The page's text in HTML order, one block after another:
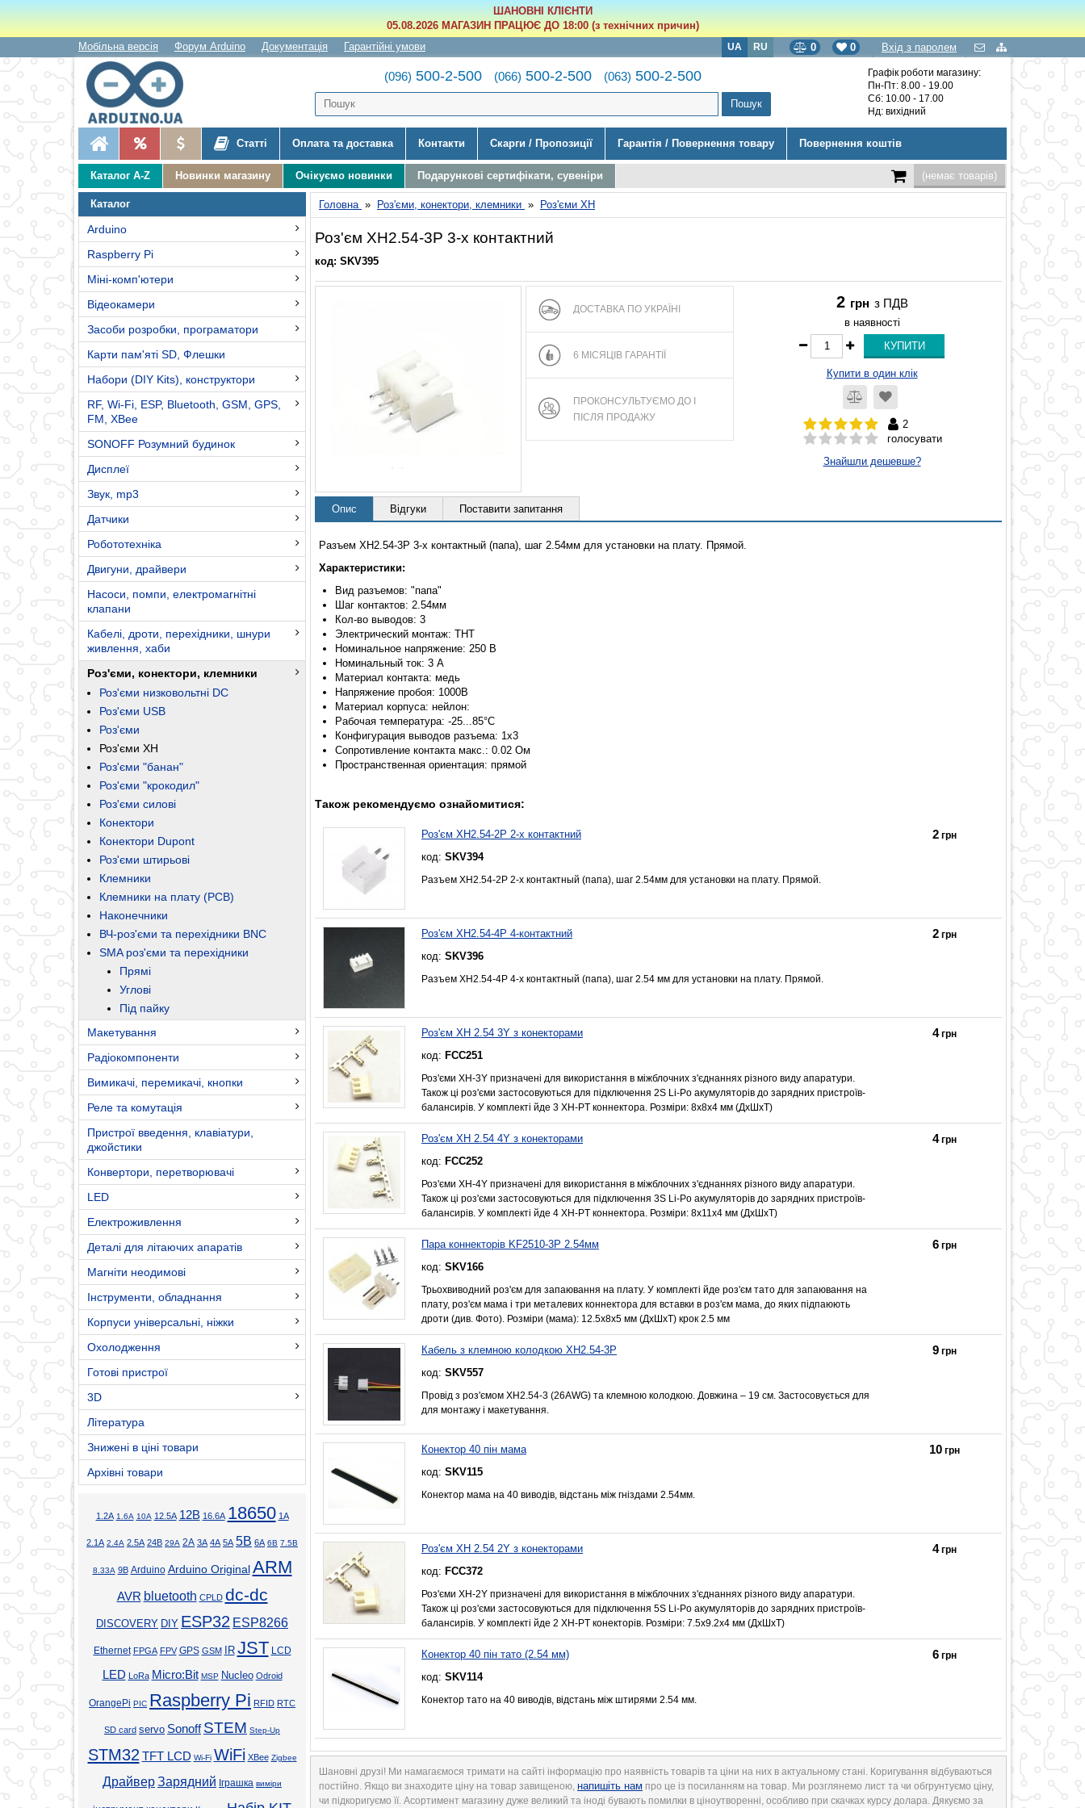
ШАНОВНІ КЛІЄНТИ
05.08.2026 МАГАЗИН ПРАЦЮЄ ДО 18:00 (з технічних причин)
Мобільна версія
Форум Arduino Документація Гарантійні умови Вхід з паролем
0
0
UA RU
(096) 500-2-500 (066) 500-2-500 (063) 500-2-500
Графік роботи магазину:
Пн-Пт: 8.00 - 19.00
Сб: 10.00 - 17.00
Нд: вихідний
Статті Оплата та доставка Контакти Скарги / Пропозиції Гарантія / Повернення товару Повернення коштів
Каталог A-Z Новинки магазину Очікуємо новинки Подарункові сертифікати, сувеніри (немає товарів)
Каталог
Arduino
Raspberry Pi
Міні-комп'ютери
Відеокамери
Засоби розробки, програматори
Карти пам'яті SD, Флешки
Набори (DIY Kits), конструктори
RF, Wi-Fi, ESP, Bluetooth, GSM, GPS,
FM, XBee
SONOFF Розумний будинок
Дисплеї
Звук, mp3
Датчики
Робототехніка
Двигуни, драйвери
Насоси, помпи, електромагнітні
клапани
Кабелі, дроти, перехідники, шнури
живлення, хаби
Роз'єми, конектори, клемники
Роз'єми низковольтні DC
Роз'єми USB
Роз'єми
Роз'єми XH
Роз'єми "банан"
Роз'єми "крокодил"
Роз'єми силові
Конектори
Конектори Dupont
Роз'єми штирьові
Клемники
Клемники на плату (PCB)
Наконечники
ВЧ-роз'єми та перехідники BNC
SMA роз'єми та перехідники
Прямі
Углові
Під пайку
Макетування
Радіокомпоненти
Вимикачі, перемикачі, кнопки
Реле та комутація
Пристрої введення, клавіатури,
джойстики
Конвертори, перетворювачі
LED
Електроживлення
Деталі для літаючих апаратів
Магніти неодимові
Інструменти, обладнання
Корпуси універсальні, ніжки
Охолодження
Готові пристрої
3D
Література
Знижені в ціні товари
Архівні товари
1.2А 1.6А 10А 12.5А 12В 16.6А 18650 1А
2.1А 2.4А 2.5А 24В 29А 2А 3А 4А 5А 5В 6А 6В 7.5В
8.33А 9В Arduino Arduino Original ARM
AVR bluetooth CPLD dc-dc
DISCOVERY DIY ESP32 ESP8266
Ethernet FPGA FPV GPS GSM IR JST LCD
LED LoRa Micro:Bit MSP Nucleo Odroid
OrangePi PIC Raspberry Pi RFID RTC
SD card servo Sonoff STEM Step-Up
STM32 TFT LCD Wi-Fi WiFi XBee Zigbee
ДрайверЗарядний Іграшка виміри
Головна » Роз'єми, конектори, клемники » Роз'єми XH
Роз'єм XH2.54-3P 3-х контактний
код: SKV395
ДОСТАВКА ПО УКРАЇНІ
6 МІСЯЦІВ ГАРАНТІЇ
ПРОКОНСУЛЬТУЄМО ДО І
ПІСЛЯ ПРОДАЖУ
2 грн з ПДВ
в наявності
Купити в один клік
2
голосувати
Знайшли дешевше?
Опис Відгуки Поставити запитання
Разъем XH2.54-3P 3-х контактный (папа), шаг 2.54мм для установки на плату. Прямой.
Характеристики:
Вид разъемов: "папа"
Шаг контактов: 2.54мм
Кол-во выводов: 3
Электрический монтаж: THT
Номинальное напряжение: 250 В
Номинальный ток: 3 А
Материал контакта: медь
Напряжение пробоя: 1000В
Материал корпуса: нейлон:
Рабочая температура: -25...85°C
Конфигурация выводов разъема: 1x3
Сопротивление контакта макс.: 0.02 Ом
Пространственная ориентация: прямой
Також рекомендуємо ознайомитися:
Роз'єм XH2.54-2P 2-х контактний
код: SKV394
Разъем XH2.54-2P 2-х контактный (папа), шаг 2.54мм для установки на плату. Прямой.
2 грн
Роз'єм XH2.54-4P 4-контактний
код: SKV396
Разъем XH2.54-4P 4-х контактный (папа), шаг 2.54 мм для установки на плату. Прямой.
2 грн
Роз'єм XH 2.54 3Y з конекторами
код: FCC251
Роз'єми XH-3Y призначені для використання в міжблочних з'єднаннях різного виду апаратури.
Також ці роз'єми застосовуються для підключення 2S Li-Po акумуляторів до зарядних пристроїв-
балансирів. У комплекті йде 3 XH-PT коннектора. Розміри: 8х8х4 мм (ДхШхТ)
4грн
Роз'єм XH 2.54 4Y з конекторами
код: FCC252
Роз'єми XH-4Y призначені для використання в міжблочних з'єднаннях різного виду апаратури.
Також ці роз'єми застосовуються для підключення 3S Li-Po акумуляторів до зарядних пристроїв-
балансирів. У комплекті йде 4 XH-PT коннектора. Розміри: 8х11х4 мм (ДхШхТ)
4грн
Пара коннекторів KF2510-3P 2.54мм
код: SKV166
Трьохвиводний роз'єм для запаювання на плату. У комплекті йде роз'єм тато для запаювання на
плату, роз'єм мама і три металевих коннектора для вставки в роз'єм мама, до яких підпаюють
дроти (див. Фото). Розміри (мама): 12.5х8х5 мм (ДхШхТ) крок 2.5 мм
6 грн
Кабель з клемною колодкою XH2.54-3P
код: SKV557
Провід з роз'ємом XH2.54-3 (26AWG) та клемною колодкою. Довжина – 19 см. Застосовується для
для монтажу і макетування.
9 грн
Конектор 40 пін мама
код: SKV115
Конектор мама на 40 виводів, відстань між гніздами 2.54мм.
10 грн
Роз'єм XH 2.54 2Y з конекторами
код: FCC372
Роз'єми XH-2Y призначені для використання в міжблочних з'єднаннях різного виду апаратури.
Також ці роз'єми застосовуються для підключення 5S Li-Po акумуляторів до зарядних пристроїв-
балансирів. У комплекті йде 2 XH-PT конекторів. Розміри: 7.5х9.2х4 мм (ДхШхТ)
4грн
Конектор 40 пін тато (2.54 мм)
код: SKV114
Конектор тато на 40 виводів, відстань між штирями 2.54 мм.
6 грн
Шановні друзі! Ми намагаємося тримати на сайті інформацію про наявність товарів та ціни на них в актуальному стані. Коригування відбуваються
постійно. Якщо ви знаходите ціну на товар завищеною, напишіть нам про це із посиланням на товар. Ми розглянемо лист та чи обгрунтуємо ціну,
чи підкоригуємо її. Асортимент магазину дуже великий та іноді бувають помилки в ціноутворенні, особливо при скачках курсу долара. Дякуємо за